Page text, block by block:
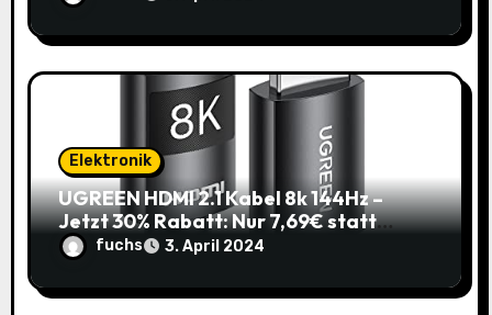
Elektronik
UGREEN HDMI 2.1 Kabel 8k 144Hz –
Jetzt 30% Rabatt: Nur 7,69€ statt
10,99€
fuchs 3. April 2024